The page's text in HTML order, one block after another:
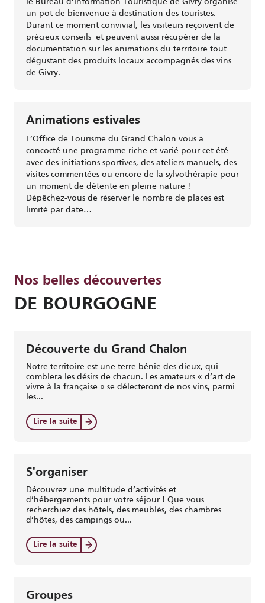
un pot de bienvenue à destination des touristes.
Durant ce moment convivial, les visiteurs reçoivent de
précieux conseils et peuvent aussi récupérer de la
documentation sur les animations du territoire tout
dégustant des produits locaux accompagnés des vins
de Givry.
Animations estivales
L’Office de Tourisme du Grand Chalon vous a
concocté une programme riche et varié pour cet été
avec des initiations sportives, des ateliers manuels, des
visites commentées ou encore de la sylvothérapie pour
un moment de détente en pleine nature !
Dépêchez-vous de réserver le nombre de places est
limité par date…
Nos belles découvertes
DE BOURGOGNE
Découverte du Grand Chalon
Notre territoire est une terre bénie des dieux, qui
comblera les désirs de chacun. Les amateurs « d’art de
vivre à la française » se délecteront de nos vins, parmi
les...
Lire la suite
S'organiser
Découvrez une multitude d’activités et
d’hébergements pour votre séjour ! Que vous
recherchiez des hôtels, des meublés, des chambres
d’hôtes, des campings ou...
Lire la suite
Groupes